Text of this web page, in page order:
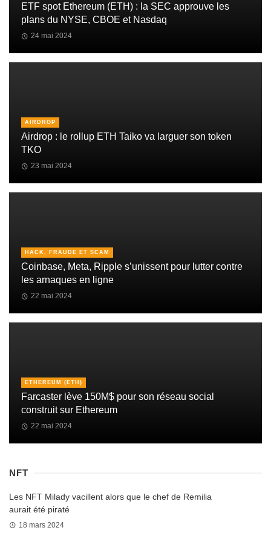
ETF spot Ethereum (ETH) : la SEC approuve les
plans du NYSE, CBOE et Nasdaq
24 mai 2024
AIRDROP
Airdrop : le rollup ETH Taiko va larguer son token
TKO
23 mai 2024
HACK, FRAUDE ET SCAM
Coinbase, Meta, Ripple s’unissent pour lutter contre
les arnaques en ligne
22 mai 2024
ETHEREUM (ETH)
Farcaster lève 150M$ pour son réseau social
construit sur Ethereum
22 mai 2024
NFT
Les NFT Milady vacillent alors que le chef de Remilia
aurait été piraté
18 mars 2024